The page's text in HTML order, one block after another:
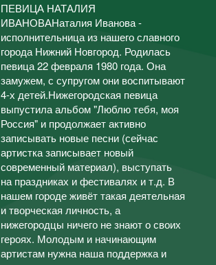
ПЕВИЦА НАТАЛИЯ
ИВАНОВАНаталия Иванова -
исполнительница из нашего славного
города Нижний Новгород. Родилась
певица 22 февраля 1980 года. Она
замужем, с супругом они воспитывают
4-х детей.Нижегородская певица
выпустила альбом "Люблю тебя, моя
Россия" и продолжает активно
записывать новые песни (сейчас
артистка записывает новый
современный материал), выступать
на праздниках и фестивалях и т.д. В
нашем городе живёт такая деятельная
и творческая личность, а
нижегородцы ничего не знают о своих
героях. Молодым и начинающим
артистам нужна наша поддержка и